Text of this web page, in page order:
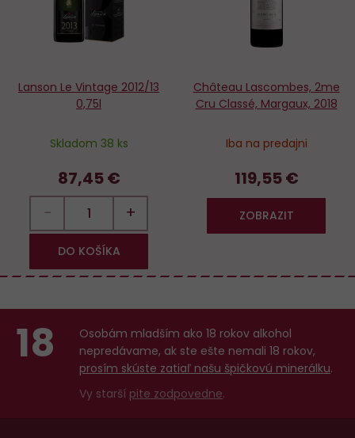
Lanson Le Vintage 2012/13
0,75l
Skladom 38 ks
87,45 €
− +
DO KOŠÍKA
Château Lascombes, 2me
Cru Classé, Margaux, 2018
Iba na predajni
119,55 €
ZOBRAZIT
18
Osobám mladším ako 18 rokov alkohol
nepredávame, ak ste ešte nemali 18 rokov,
prosím skúste zatiaľ našu špičkovú minerálku.
Vy starší pite zodpovedne.